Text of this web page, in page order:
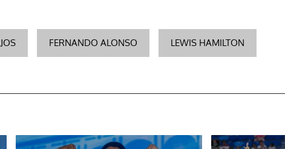
FERNANDO ALONSO LEWIS HAMILTON